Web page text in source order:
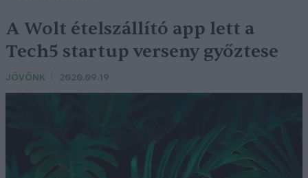
A Wolt ételszállító app lett a
Tech5 startup verseny győztese
JÖVŐNK 2020.09.19